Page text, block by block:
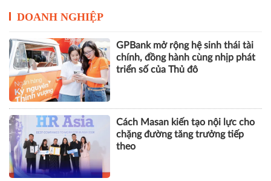
DOANH NGHIỆP
GPBank mở rộng hệ sinh thái tài
chính, đồng hành cùng nhịp phát
triển số của Thủ đô
Cách Masan kiến tạo nội lực cho
chặng đường tăng trưởng tiếp
theo